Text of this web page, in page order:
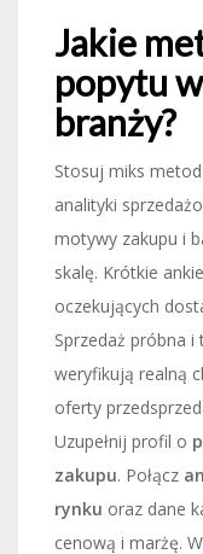
Jakie
popytu
branży?
Stosuj miks
analityki
motywy zakupu i
skalę. Krótkie
oczekujących
Sprzedaż próbna
weryfikują realną
oferty
Uzupełnij profil o
zakupu. Połącz
rynku oraz dane
cenową i marżę.